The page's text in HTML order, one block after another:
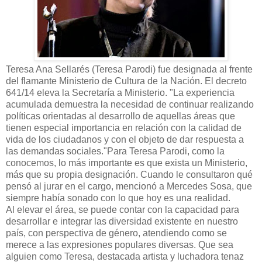
Teresa Ana Sellarés (Teresa Parodi) fue designada al frente
del flamante Ministerio de Cultura de la Nación. El decreto
641/14 eleva la Secretaría a Ministerio. "La experiencia
acumulada demuestra la necesidad de continuar realizando
polí­ticas orientadas al desarrollo de aquellas áreas que
tienen especial importancia en relación con la calidad de
vida de los ciudadanos y con el objeto de dar respuesta a
las demandas sociales."Para Teresa Parodi, como la
conocemos, lo más importante es que exista un Ministerio,
más que su propia designación. Cuando le consultaron qué
pensó al jurar en el cargo, mencionó a Mercedes Sosa, que
siempre había sonado con lo que hoy es una realidad.
Al elevar el área, se puede contar con la capacidad para
desarrollar e integrar las diversidad existente en nuestro
país, con perspectiva de género, atendiendo como se
merece a las expresiones populares diversas. Que sea
alguien como Teresa, destacada artista y luchadora tenaz